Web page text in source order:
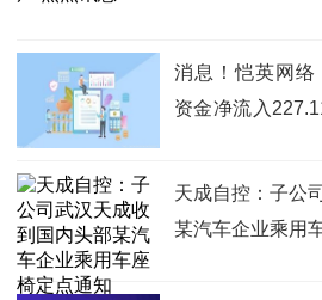
消息！恺英网络
资金净流入
天成自控：子公
某汽车企业乘用